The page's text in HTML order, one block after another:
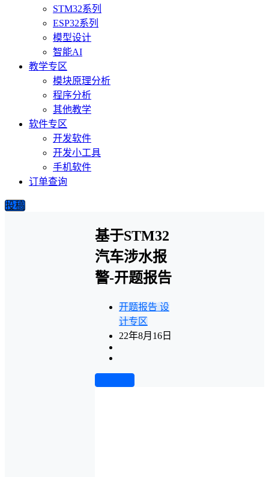
STM32系列
ESP32系列
模型设计
智能AI
教学专区
模块原理分析
程序分析
其他教学
软件专区
开发软件
开发小工具
手机软件
订单查询
投稿
基于STM32
汽车涉水报
警-开题报告
开题报告 设
计专区
22年8月16日